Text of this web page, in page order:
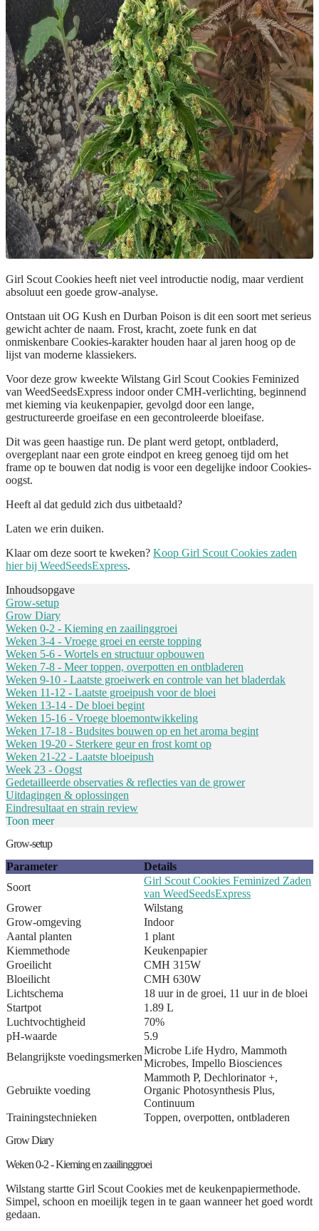
Girl Scout Cookies heeft niet veel introductie nodig, maar verdient
absoluut een goede grow-analyse.
Ontstaan uit OG Kush en Durban Poison is dit een soort met serieus
gewicht achter de naam. Frost, kracht, zoete funk en dat
onmiskenbare Cookies-karakter houden haar al jaren hoog op de
lijst van moderne klassiekers.
Voor deze grow kweekte Wilstang Girl Scout Cookies Feminized
van WeedSeedsExpress indoor onder CMH-verlichting, beginnend
met kieming via keukenpapier, gevolgd door een lange,
gestructureerde groeifase en een gecontroleerde bloeifase.
Dit was geen haastige run. De plant werd getopt, ontbladerd,
overgeplant naar een grote eindpot en kreeg genoeg tijd om het
frame op te bouwen dat nodig is voor een degelijke indoor Cookies-
oogst.
Heeft al dat geduld zich dus uitbetaald?
Laten we erin duiken.
Klaar om deze soort te kweken? Koop Girl Scout Cookies zaden
hier bij WeedSeedsExpress.
Inhoudsopgave
Grow-setup
Grow Diary
Weken 0-2 - Kieming en zaailinggroei
Weken 3-4 - Vroege groei en eerste topping
Weken 5-6 - Wortels en structuur opbouwen
Weken 7-8 - Meer toppen, overpotten en ontbladeren
Weken 9-10 - Laatste groeiwerk en controle van het bladerdak
Weken 11-12 - Laatste groeipush voor de bloei
Weken 13-14 - De bloei begint
Weken 15-16 - Vroege bloemontwikkeling
Weken 17-18 - Budsites bouwen op en het aroma begint
Weken 19-20 - Sterkere geur en frost komt op
Weken 21-22 - Laatste bloeipush
Week 23 - Oogst
Gedetailleerde observaties & reflecties van de grower
Uitdagingen & oplossingen
Eindresultaat en strain review
Toon meer
Grow-setup
Parameter
Details
Soort
Girl Scout Cookies Feminized Zaden
van WeedSeedsExpress
Grower
Wilstang
Grow-omgeving
Indoor
Aantal planten
1 plant
Kiemmethode
Keukenpapier
Groeilicht
CMH 315W
Bloeilicht
CMH 630W
Lichtschema
18 uur in de groei, 11 uur in de bloei
Startpot
1.89 L
Luchtvochtigheid
70%
pH-waarde
5.9
Belangrijkste voedingsmerken
Microbe Life Hydro, Mammoth
Microbes, Impello Biosciences
Gebruikte voeding
Mammoth P, Dechlorinator +,
Organic Photosynthesis Plus,
Continuum
Trainingstechnieken
Toppen, overpotten, ontbladeren
Grow Diary
Weken 0-2 - Kieming en zaailinggroei
Wilstang startte Girl Scout Cookies met de keukenpapiermethode.
Simpel, schoon en moeilijk tegen in te gaan wanneer het goed wordt
gedaan.